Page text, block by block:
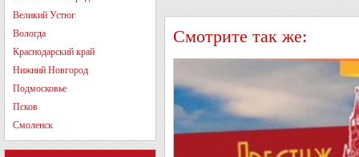
Великий Устюг
Вологда
Краснодарский край
Нижний Новгород
Подмосковье
Псков
Смоленск
Смотрите так же: